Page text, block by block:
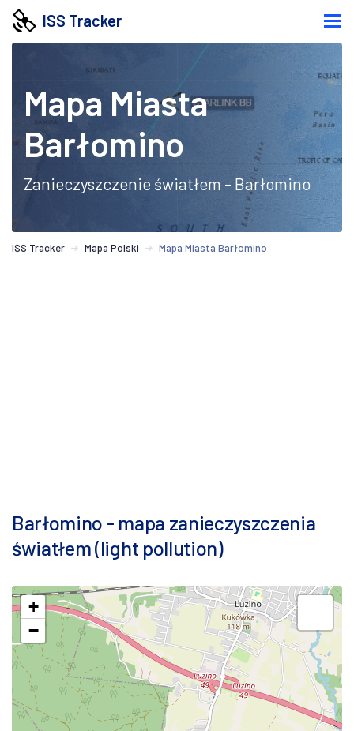
ISS Tracker
Mapa Miasta
Barłomino
Zanieczyszczenie światłem - Barłomino
ISS Tracker Mapa Polski Mapa Miasta Barłomino
Barłomino - mapa zanieczyszczenia
światłem (light pollution)
+
−